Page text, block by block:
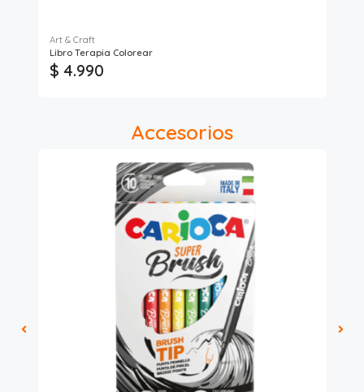
Art & Craft
Libro Terapia Colorear
$ 4.990
Accesorios